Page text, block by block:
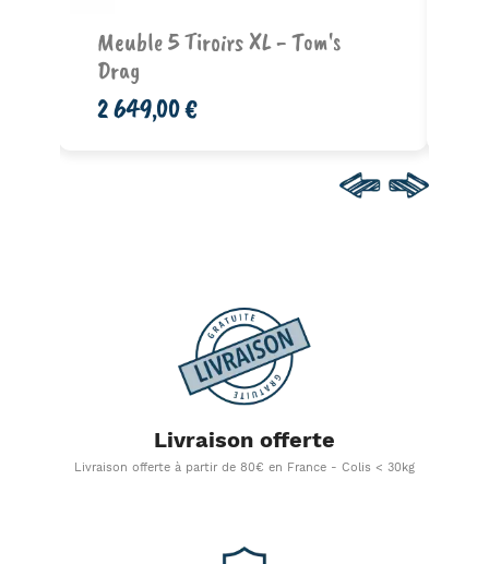
Meuble 5 Tiroirs XL - Tom's
Drag
2 649,00 €
Livraison offerte
Livraison offerte à partir de 80€ en France - Colis < 30kg